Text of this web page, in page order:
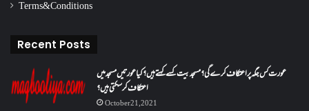
Terms & Conditions
Recent Posts
عورت کس جگہ پر اعتکاف کرے گی؟مسجد بیت کسے کہتے ہیں؟کیا عورتیں مسجد میں
اعتکاف کر سکتی ہیں؟
October 21, 2021